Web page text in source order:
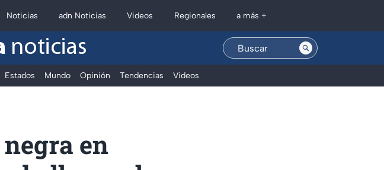
Noticias adn Noticias Videos Regionales a más +
noticias
Estados Mundo Opinión Tendencias Videos
en